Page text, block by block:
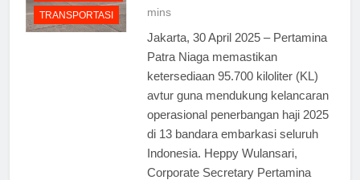
TRANSPORTASI
mins
Jakarta, 30 April 2025 – Pertamina
Patra Niaga memastikan
ketersediaan 95.700 kiloliter (KL)
avtur guna mendukung kelancaran
operasional penerbangan haji 2025
di 13 bandara embarkasi seluruh
Indonesia. Heppy Wulansari,
Corporate Secretary Pertamina